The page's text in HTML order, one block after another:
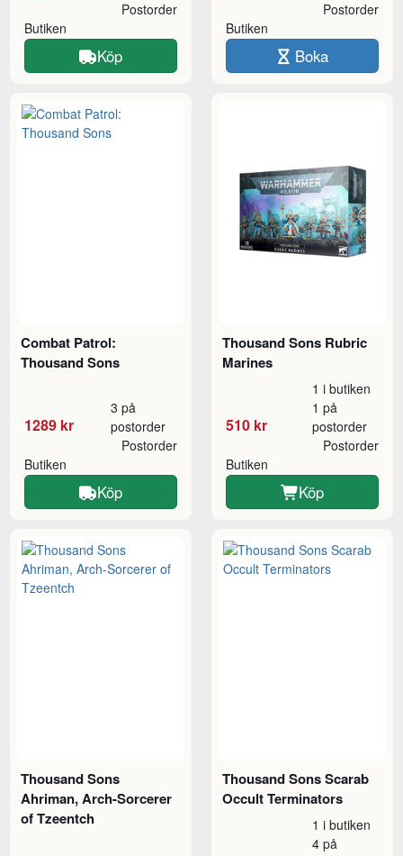
Butiken
Postorder
Köp
Butiken
Postorder
Boka
Combat Patrol:
Thousand Sons
1289 kr
3 på
postorder
Butiken
Postorder
Köp
Thousand Sons Rubric
Marines
510 kr
1 i butiken
1 på
postorder
Butiken
Postorder
Köp
Thousand Sons
Ahriman, Arch-Sorcerer
of Tzeentch
Thousand Sons Scarab
Occult Terminators
1 i butiken
4 på